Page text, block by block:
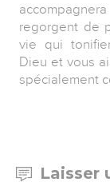
regorgent de
vie qui
Dieu et vous
spécialement
Laisser